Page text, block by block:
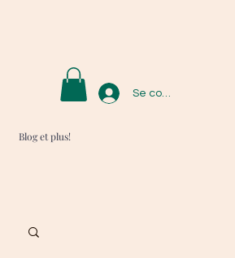
Se connecter
Blog et plus!